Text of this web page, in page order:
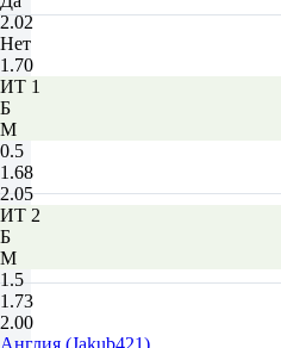
2.02
Нет
1.70
ИТ 1
Б
М
0.5
1.68
2.05
ИТ 2
Б
М
1.5
1.73
2.00
Англия (Jakub421)